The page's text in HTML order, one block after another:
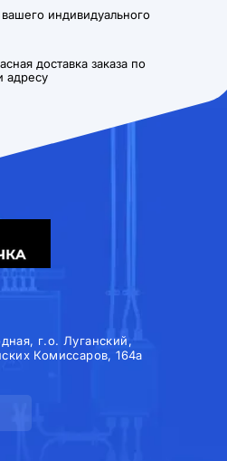
индивидуального
доставка заказа по
адресу
г.о. Луганский,
Комиссаров, 164а